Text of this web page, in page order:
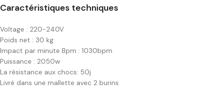
Caractéristiques techniques
Voltage : 220-240V
Poids net : 30 kg
Impact par minute Bpm : 1030bpm
Puissance : 2050w
La résistance aux chocs: 50j
Livré dans une mallette avec 2 burins